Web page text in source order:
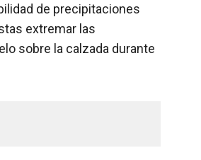
de precipitaciones
extremar las
sobre la calzada durante